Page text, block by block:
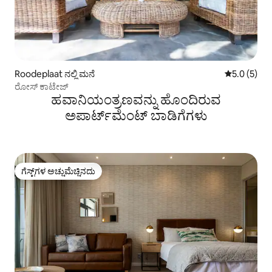
Roodeplaat ನಲ್ಲಿ ಮನೆ 5 ರಲ್ಲಿ 5.0
5.0 (5)
ರೋಸ್ ಕಾಟೇಜ್
ಹವಾನಿಯಂತ್ರಣವನ್ನು ಹೊಂದಿರುವ
ಅಪಾರ್ಟ್‌ಮೆಂಟ್‌ ಬಾಡಿಗೆಗಳು
ಗೆಸ್ಟ್‌ಗಳ ಅಚ್ಚುಮೆಚ್ಚಿನದು
ಗೆಸ್ಟ್‌ಗಳ ಅಚ್ಚುಮೆಚ್ಚಿನದು